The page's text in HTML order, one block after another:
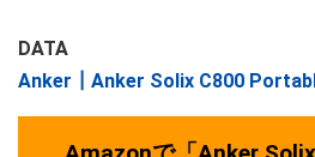
DATA
Anker┃Anker Solix C800